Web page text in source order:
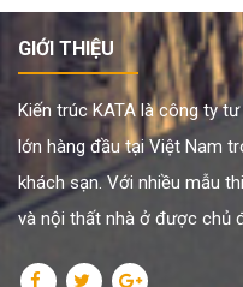
GIỚI THIỆU
Kiến trúc KATA là công ty
lớn hàng đầu tại Việt Nam
khách sạn. Với nhiều mẫu
và nội thất nhà ở được chủ